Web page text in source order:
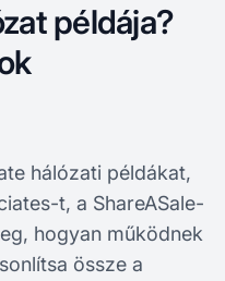
példája?
hálózati példákat,
t, a ShareASale-
hogyan működnek
össze a